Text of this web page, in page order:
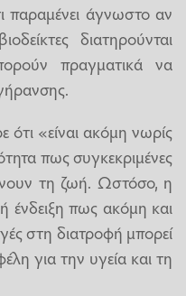
παραμένει άγνωστο αν
διατηρούνται
πραγματικά να
«είναι ακόμη νωρίς
πως συγκεκριμένες
τη ζωή. Ωστόσο, η
ένδειξη πως ακόμη και
στη διατροφή μπορεί
για την υγεία και τη